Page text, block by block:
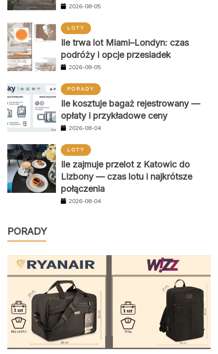
2026-08-05
LOTY
Ile trwa lot Miami–Londyn: czas
podróży i opcje przesiadek
2026-08-05
PORADY
Ile kosztuje bagaż rejestrowany —
opłaty i przykładowe ceny
2026-08-04
LOTY
Ile zajmuje przelot z Katowic do
Lizbony — czas lotu i najkrótsze
połączenia
2026-08-04
PORADY